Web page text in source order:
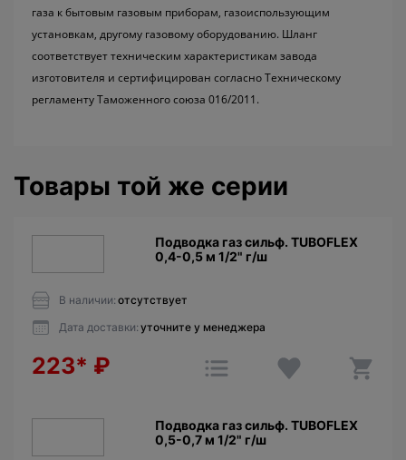
газа к бытовым газовым приборам, газоиспользующим
установкам, другому газовому оборудованию. Шланг
соответствует техническим характеристикам завода
изготовителя и сертифицирован согласно Техническому
регламенту Таможенного союза 016/2011.
Товары той же серии
Подводкa газ сильф. TUBOFLEX
0,4-0,5 м 1/2" г/ш
В наличии: отсутствует
Дата доставки: уточните у менеджера
223* ₽
Подводкa газ сильф. TUBOFLEX
0,5-0,7 м 1/2" г/ш